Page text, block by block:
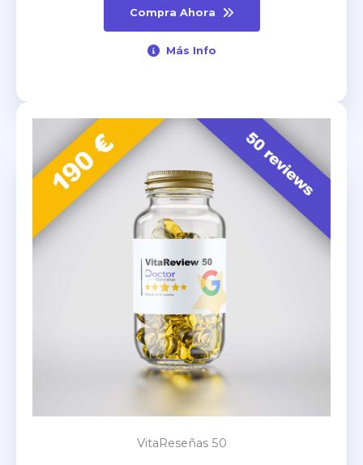
Compra Ahora
Más Info
VitaReseñas 50